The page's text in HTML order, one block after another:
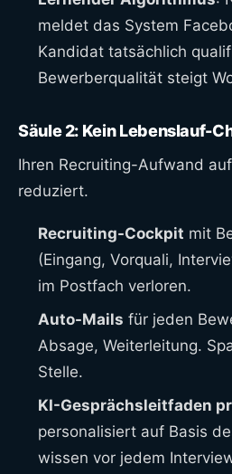
meldet das System
Kandidat tatsächlich
Bewerberqualität steigt
Säule 2: Kein Lebenslauf-
Ihren Recruiting-Aufwand
reduziert.
Recruiting-Cockpit mit
(Eingang, Vorquali,
im Postfach verloren.
Auto-Mails für jeden
Absage, Weiterleitung.
Stelle.
KI-Gesprächsleitfaden
personalisiert auf Basis
wissen vor jedem